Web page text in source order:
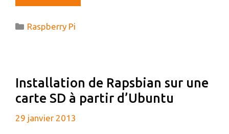
EN
DU
RASPBERRY
PI
Catégories
Raspberry Pi
Installation de Rapsbian sur une
carte SD à partir d’Ubuntu
29 janvier 2013